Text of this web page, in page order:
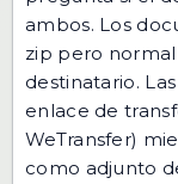
ambos. Los
zip pero
destinatario.
enlace de
WeTransfer)
como adjunto